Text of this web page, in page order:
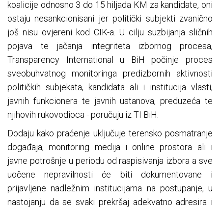
koalicije odnosno 3 do 15 hiljada KM za kandidate, oni
ostaju nesankcionisani jer politički subjekti zvanično
još nisu ovjereni kod CIK-a. U cilju suzbijanja sličnih
pojava te jačanja integriteta izbornog procesa,
Transparency International u BiH počinje proces
sveobuhvatnog monitoringa predizbornih aktivnosti
političkih subjekata, kandidata ali i institucija vlasti,
javnih funkcionera te javnih ustanova, preduzeća te
njihovih rukovodioca - poručuju iz TI BiH.
Dodaju kako praćenje uključuje terensko posmatranje
događaja, monitoring medija i online prostora ali i
javne potrošnje u periodu od raspisivanja izbora a sve
uočene nepravilnosti će biti dokumentovane i
prijavljene nadležnim institucijama na postupanje, u
nastojanju da se svaki prekršaj adekvatno adresira i